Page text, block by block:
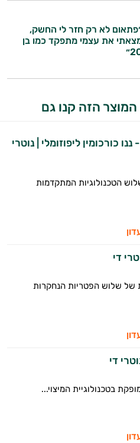
לא רק חזר לי החשק,
את עצמי מתפקד כמו בן
הזה קנו גם
ננו כורכומין ליפוזומלי | נוטרי
הטכנולוגיות המתקדמות
די
של שלוש הפטריות הנחקרות
די
בטכנולוגיית המיצוי...